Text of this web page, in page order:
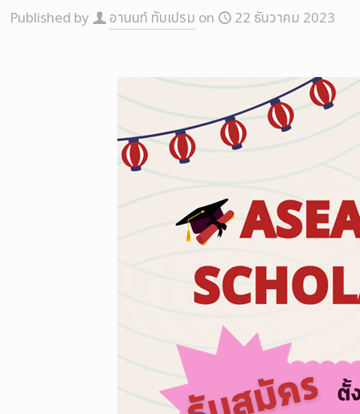
Published by อานนท์ ทับเปรม on 22 ธันวาคม 2023